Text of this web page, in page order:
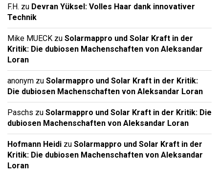
F.H. zu Devran Yüksel: Volles Haar dank innovativer
Technik
Mike MUECK zu Solarmappro und Solar Kraft in der
Kritik: Die dubiosen Machenschaften von Aleksandar
Loran
anonym zu Solarmappro und Solar Kraft in der Kritik:
Die dubiosen Machenschaften von Aleksandar Loran
Paschs zu Solarmappro und Solar Kraft in der Kritik: Die
dubiosen Machenschaften von Aleksandar Loran
Hofmann Heidi zu Solarmappro und Solar Kraft in der
Kritik: Die dubiosen Machenschaften von Aleksandar
Loran